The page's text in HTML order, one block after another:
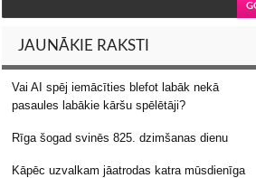
JAUNĀKIE RAKSTI
Vai AI spēj iemācīties blefot labāk nekā
pasaules labākie kāršu spēlētāji?
Rīga šogad svinēs 825. dzimšanas dienu
Kāpēc uzvalkam jāatrodas katra mūsdienīga